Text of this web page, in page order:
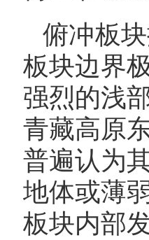
俯冲板
板块边界
强烈的浅
青藏高原
普遍认为
地体或薄
板块内部